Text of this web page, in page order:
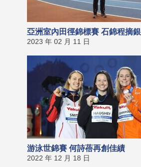
亞洲室內田徑錦標賽 石錦程摘銀
2023 年 02 月 11 日
游泳世錦賽 何詩蓓再創佳績
2022 年 12 月 18 日